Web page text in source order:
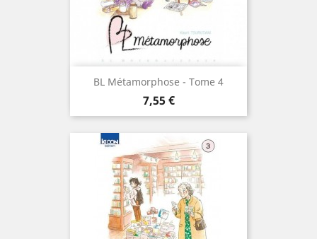
BL Métamorphose - Tome 4
Prix
7,55 €